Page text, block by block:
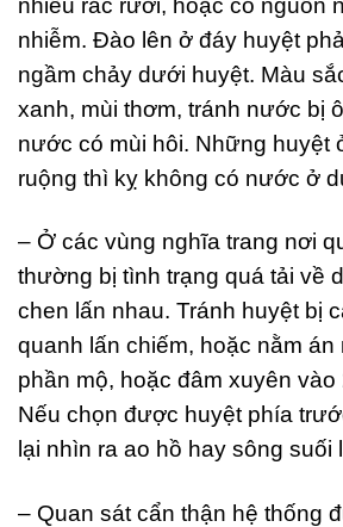
nhiều rác rưởi, hoặc có nguồn
nhiễm. Đào lên ở đáy huyệt
ngầm chảy dưới huyệt. Màu
xanh, mùi thơm, tránh nước bị
nước có mùi hôi. Những huyệt
ruộng thì kỵ không có nước ở
– Ở các vùng nghĩa trang nơi
thường bị tình trạng quá tải về
chen lấn nhau. Tránh huyệt bị
quanh lấn chiếm, hoặc nằm
phần mộ, hoặc đâm xuyên vào
Nếu chọn được huyệt phía
lại nhìn ra ao hồ hay sông suối
– Quan sát cẩn thận hệ thống